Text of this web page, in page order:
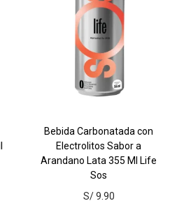
Bebida Carbonatada con
Electrolitos Sabor a
Arandano Lata 355 Ml Life
Sos
S/9.90